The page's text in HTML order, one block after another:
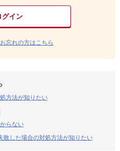
忘れの方はこちら
方法が知りたい
らない
敗した場合の対処方法が知りたい